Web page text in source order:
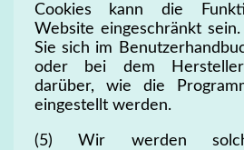
Cookies kann die
Website eingeschränkt
Sie sich im
oder bei dem
darüber, wie die
eingestellt werden.
(5) Wir werden